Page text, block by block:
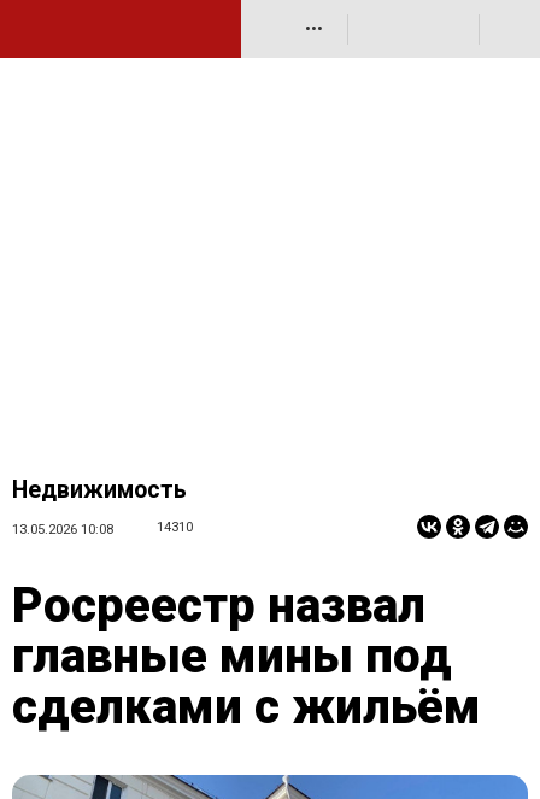
•••
Недвижимость
13.05.2026 10:08 14310
Росреестр назвал
главные мины под
сделками с жильём